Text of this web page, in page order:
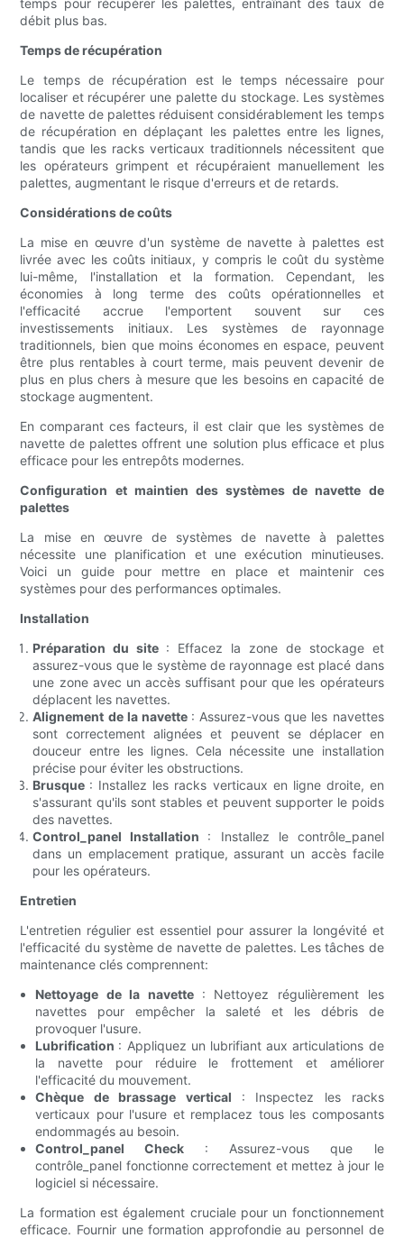
temps pour récupérer les palettes, entraînant des taux de
débit plus bas.
Temps de récupération
Le temps de récupération est le temps nécessaire pour
localiser et récupérer une palette du stockage. Les systèmes
de navette de palettes réduisent considérablement les temps
de récupération en déplaçant les palettes entre les lignes,
tandis que les racks verticaux traditionnels nécessitent que
les opérateurs grimpent et récupéraient manuellement les
palettes, augmentant le risque d'erreurs et de retards.
Considérations de coûts
La mise en œuvre d'un système de navette à palettes est
livrée avec les coûts initiaux, y compris le coût du système
lui-même, l'installation et la formation. Cependant, les
économies à long terme des coûts opérationnelles et
l'efficacité accrue l'emportent souvent sur ces
investissements initiaux. Les systèmes de rayonnage
traditionnels, bien que moins économes en espace, peuvent
être plus rentables à court terme, mais peuvent devenir de
plus en plus chers à mesure que les besoins en capacité de
stockage augmentent.
En comparant ces facteurs, il est clair que les systèmes de
navette de palettes offrent une solution plus efficace et plus
efficace pour les entrepôts modernes.
Configuration et maintien des systèmes de navette de
palettes
La mise en œuvre de systèmes de navette à palettes
nécessite une planification et une exécution minutieuses.
Voici un guide pour mettre en place et maintenir ces
systèmes pour des performances optimales.
Installation
Préparation du site : Effacez la zone de stockage et
assurez-vous que le système de rayonnage est placé dans
une zone avec un accès suffisant pour que les opérateurs
déplacent les navettes.
Alignement de la navette : Assurez-vous que les navettes
sont correctement alignées et peuvent se déplacer en
douceur entre les lignes. Cela nécessite une installation
précise pour éviter les obstructions.
Brusque : Installez les racks verticaux en ligne droite, en
s'assurant qu'ils sont stables et peuvent supporter le poids
des navettes.
Control_panel Installation : Installez le contrôle_panel
dans un emplacement pratique, assurant un accès facile
pour les opérateurs.
Entretien
L'entretien régulier est essentiel pour assurer la longévité et
l'efficacité du système de navette de palettes. Les tâches de
maintenance clés comprennent:
Nettoyage de la navette : Nettoyez régulièrement les
navettes pour empêcher la saleté et les débris de
provoquer l'usure.
Lubrification : Appliquez un lubrifiant aux articulations de
la navette pour réduire le frottement et améliorer
l'efficacité du mouvement.
Chèque de brassage vertical : Inspectez les racks
verticaux pour l'usure et remplacez tous les composants
endommagés au besoin.
Control_panel Check : Assurez-vous que le
contrôle_panel fonctionne correctement et mettez à jour le
logiciel si nécessaire.
La formation est également cruciale pour un fonctionnement
efficace. Fournir une formation approfondie au personnel de